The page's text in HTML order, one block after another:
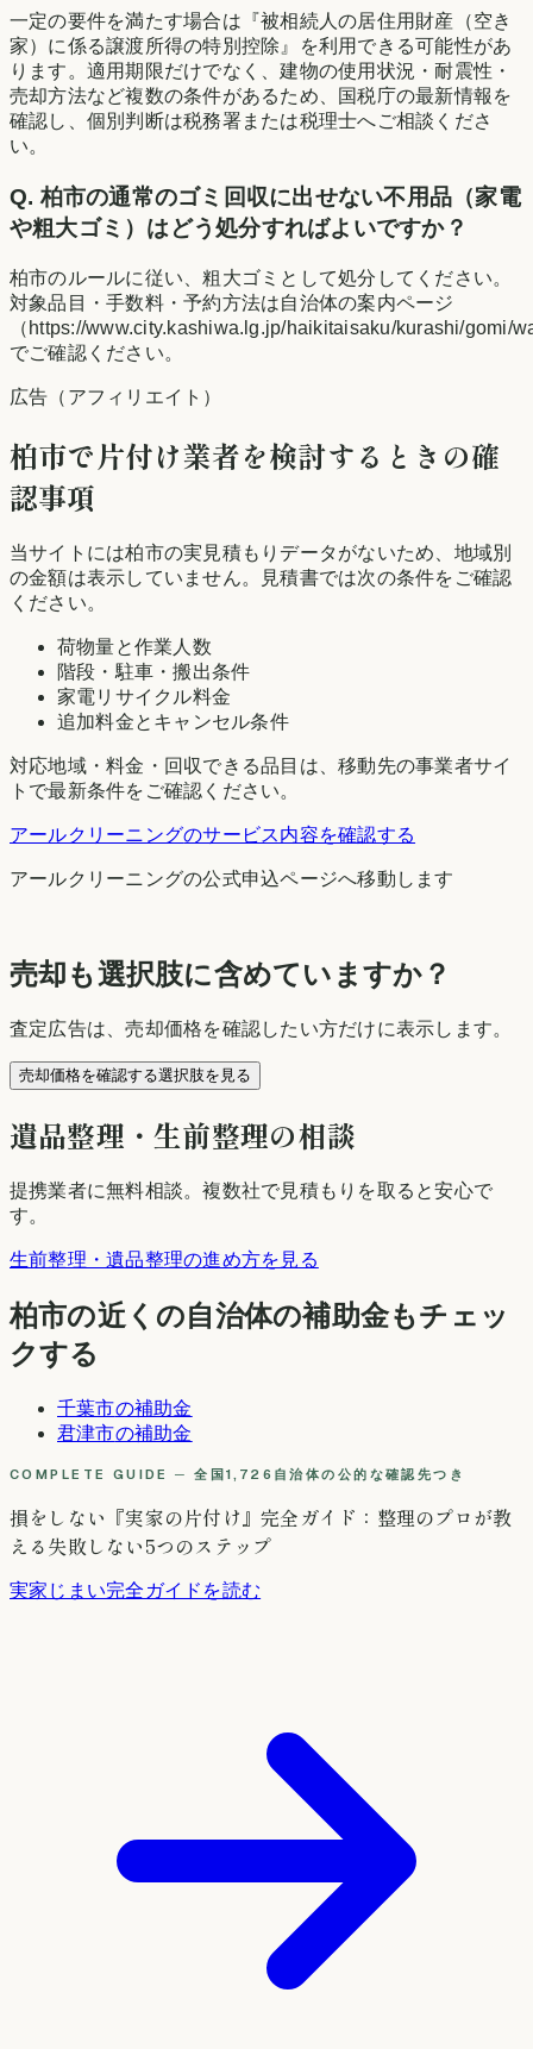
一定の要件を満たす場合は『被相続人の居住用財産（空き
家）に係る譲渡所得の特別控除』を利用できる可能性があ
ります。適用期限だけでなく、建物の使用状況・耐震性・
売却方法など複数の条件があるため、国税庁の最新情報を
確認し、個別判断は税務署または税理士へご相談くださ
い。
Q.柏市の通常のゴミ回収に出せない不用品（家電
や粗大ゴミ）はどう処分すればよいですか？
柏市のルールに従い、粗大ゴミとして処分してください。
対象品目・手数料・予約方法は自治体の案内ページ
（https://www.city.kashiwa.lg.jp/haikitaisaku/kurashi/gomi/
でご確認ください。
広告（アフィリエイト）
柏市で片付け業者を検討するときの確
認事項
当サイトには柏市の実見積もりデータがないため、地域別
の金額は表示していません。見積書では次の条件をご確認
ください。
荷物量と作業人数
階段・駐車・搬出条件
家電リサイクル料金
追加料金とキャンセル条件
対応地域・料金・回収できる品目は、移動先の事業者サイ
トで最新条件をご確認ください。
アールクリーニングのサービス内容を確認する
アールクリーニングの公式申込ページへ移動します
売却も選択肢に含めていますか？
査定広告は、売却価格を確認したい方だけに表示します。
売却価格を確認する選択肢を見る
遺品整理・生前整理の相談
提携業者に無料相談。複数社で見積もりを取ると安心で
す。
生前整理・遺品整理の進め方を見る
柏市の近くの自治体の補助金もチェッ
クする
千葉市の補助金
君津市の補助金
COMPLETE GUIDE ─ 全国1,726自治体の公的な確認先つき
損をしない『実家の片付け』完全ガイド：整理のプロが教
える失敗しない5つのステップ
実家じまい完全ガイドを読む